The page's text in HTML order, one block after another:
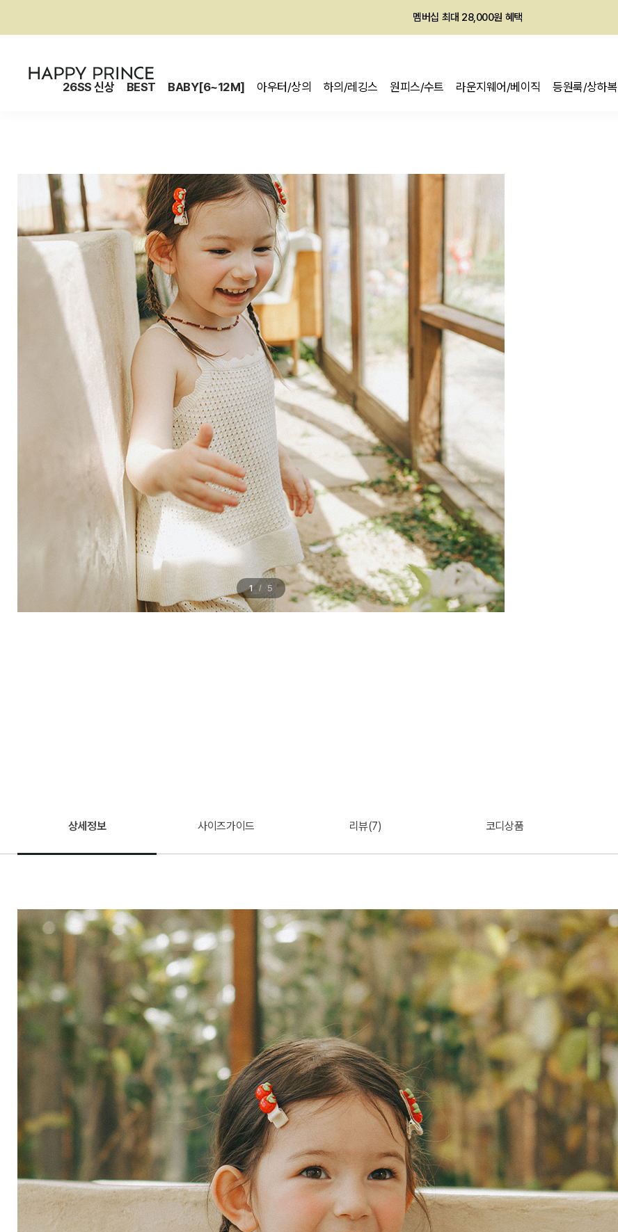
회원전용 아울렛, 가입하면 ~60% 할인!
26SS 신상 BEST BABY[6~12M] 아우터/상의 하의/레깅스 원피스/수트 라운지웨어/베이직 등원룩/상하복
1 / 5
상세정보 사이즈가이드 리뷰(7) 코디상품